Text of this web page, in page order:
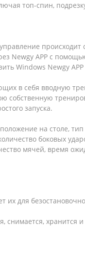
топ-спин,
происходит
Newgy APP с
Windows Newgy
в себя вводную
собственную
запуска.
на столе,
боковых
мячей, время
для
снимается, хранится